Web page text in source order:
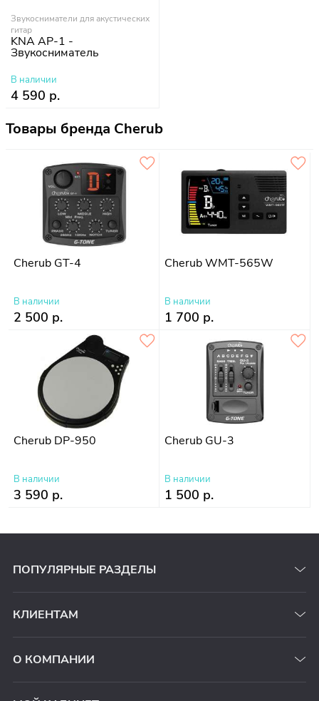
Звукосниматели для акустических
гитар
KNA AP-1 -
Звукосниматель
В наличии
4 590 р.
Товары бренда Cherub
Cherub GT-4
В наличии
2 500 р.
Cherub WMT-565W
В наличии
1 700 р.
Cherub DP-950
В наличии
3 590 р.
Cherub GU-3
В наличии
1 500 р.
ПОПУЛЯРНЫЕ РАЗДЕЛЫ
КЛИЕНТАМ
О КОМПАНИИ